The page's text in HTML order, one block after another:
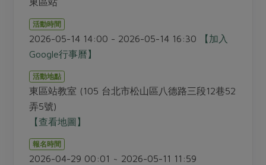
肉品・水產
畜產肉類
水畜加工品
調理食材・點心
調味醬料/南北貨
蔬食
蛋料理
料理方式
烘焙．點心
醬料
湯品．鍋物
更多預購活動
當季產品
傳到心坎裡，誠心又澎派
合作25-經典快閃最後一週
合作25-精選產品第四彈
更多當季產品
社內大小事
產品故事
樂齡生活
廚房瑜伽
關注議題
非基改運動
關於我們
合作社組織
員工與求才
產品檢驗
自主把關
檢驗報告
活動時間
2026-05-14 14:00 - 2026-05-14 16:30
【加入
Google行事曆】
活動地點
東區站教室 (105 台北市松山區八德路三段12巷52
弄5號)
【查看地圖】
報名時間
2026-04-29 00:01 ~ 2026-05-11 11:59